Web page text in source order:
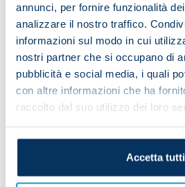
annunci, per fornire funzionalità
analizzare il nostro traffico.
informazioni sul modo in cui
nostri partner che si occupano di
pubblicità e social media, i quali
con altre informazioni che ha
raccolto dal suo utilizzo dei loro
Accetta tutti